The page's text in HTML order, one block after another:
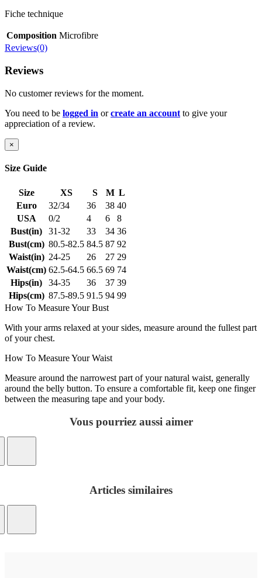
Fiche technique
Composition Microfibre
Reviews(0)
Reviews
No customer reviews for the moment.
You need to be logged in orcreate an account to give your
appreciation of a review.
×
Size Guide
Size XS S M L
Euro
32/34 36 38 40
USA
0/2 4 6
8
Bust(in)
31-32 33 34 36
Bust(cm) 80.5-82.5 84.5 87 92
Waist(in) 24-25 26 27 29
Waist(cm) 62.5-64.5 66.5 69 74
Hips(in)
34-35 36 37 39
Hips(cm) 87.5-89.5 91.5 94 99
How To Measure Your Bust
With your arms relaxed at your sides, measure around the fullest part
of your chest.
How To Measure Your Waist
Measure around the narrowest part of your natural waist, generally
around the belly button. To ensure a comfortable fit, keep one finger
between the measuring tape and your body.
Vous pourriez aussi aimer
Articles similaires